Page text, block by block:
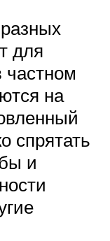
для
частном
на
спрятать
и